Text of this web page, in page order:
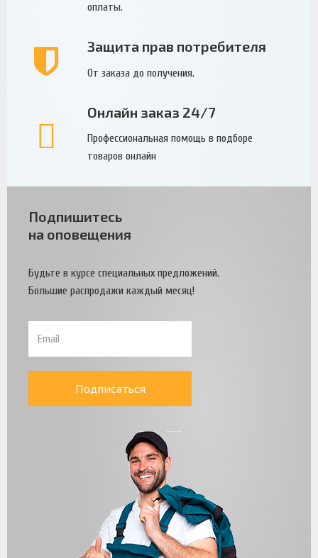
оплаты.
Защита прав потребителя
От заказа до получения.
Онлайн заказ 24/7
Профессиональная помощь в подборе
товаров онлайн
Подпишитесь
на оповещения
Будьте в курсе специальных предложений.
Большие распродажи каждый месяц!
Подписаться